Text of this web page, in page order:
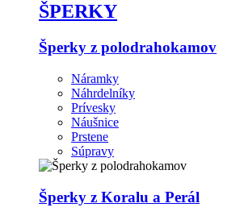
ŠPERKY
Šperky z polodrahokamov
Náramky
Náhrdelníky
Prívesky
Náušnice
Prstene
Súpravy
Šperky z Koralu a Perál